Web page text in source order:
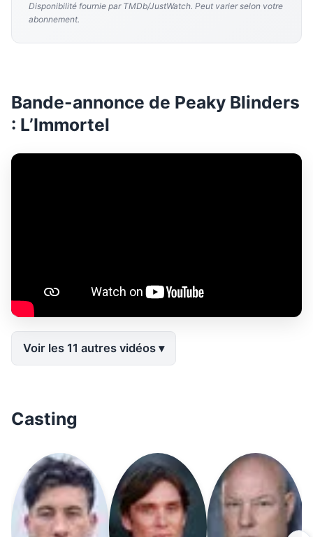
Disponibilité fournie par TMDb/JustWatch. Peut varier selon votre
abonnement.
Bande-annonce de Peaky Blinders
: L’Immortel
Voir les 11 autres vidéos
Casting